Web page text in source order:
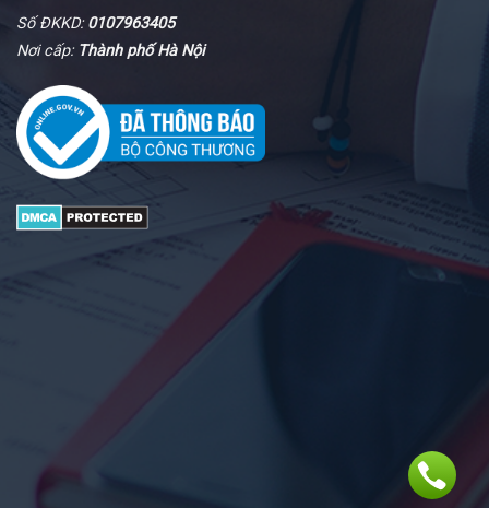
Số ĐKKD:0107963405
Nơi cấp: Thành phố Hà Nội